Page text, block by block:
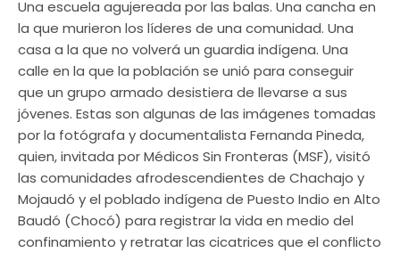
Una escuela agujereada por las balas. Una cancha en
la que murieron los líderes de una comunidad. Una
casa a la que no volverá un guardia indígena. Una
calle en la que la población se unió para conseguir
que un grupo armado desistiera de llevarse a sus
jóvenes. Estas son algunas de las imágenes tomadas
por la fotógrafa y documentalista Fernanda Pineda,
quien, invitada por Médicos Sin Fronteras (MSF), visitó
las comunidades afrodescendientes de Chachajo y
Mojaudó y el poblado indígena de Puesto Indio en Alto
Baudó (Chocó) para registrar la vida en medio del
confinamiento y retratar las cicatrices que el conflicto